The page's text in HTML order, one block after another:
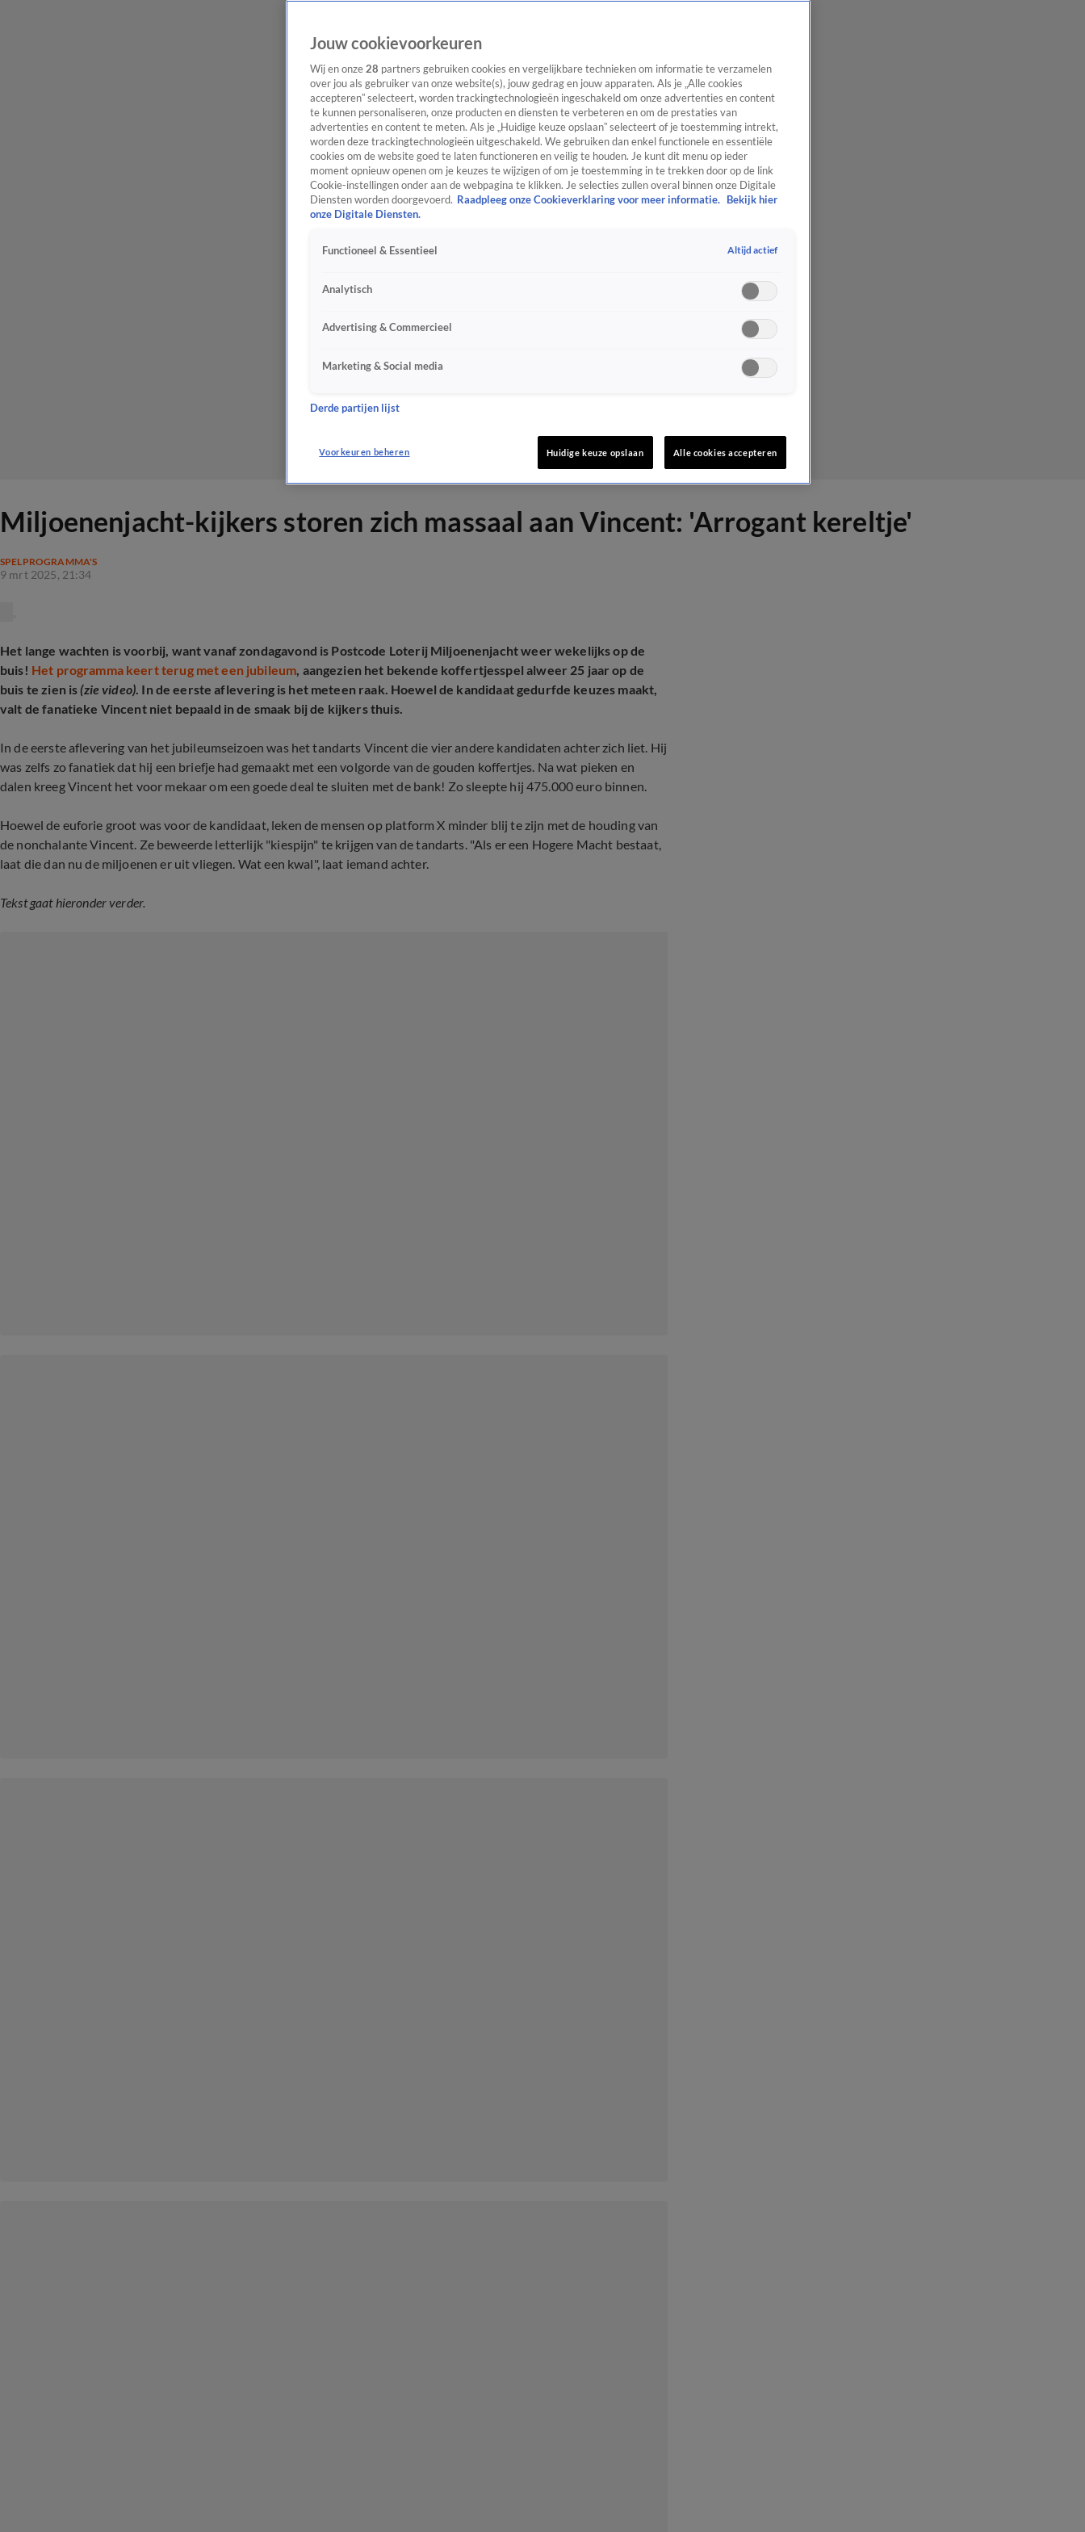
Miljoenenjacht-kijkers storen zich massaal aan Vincent: 'Arrogant kereltje'
SPELPROGRAMMA'S
9 mrt 2025, 21:34
Het lange wachten is voorbij, want vanaf zondagavond is Postcode Loterij Miljoenenjacht weer wekelijks op de
buis! Het programma keert terug met een jubileum, aangezien het bekende koffertjesspel alweer 25 jaar op de
buis te zien is(zie video). In de eerste aflevering is het meteen raak. Hoewel de kandidaat gedurfde keuzes maakt,
valt de fanatieke Vincent niet bepaald in de smaak bij de kijkers thuis.
In de eerste aflevering van het jubileumseizoen was het tandarts Vincent die vier andere kandidaten achter zich liet. Hij
was zelfs zo fanatiek dat hij een briefje had gemaakt met een volgorde van de gouden koffertjes. Na wat pieken en
dalen kreeg Vincent het voor mekaar om een goede deal te sluiten met de bank! Zo sleepte hij 475.000 euro binnen.
Hoewel de euforie groot was voor de kandidaat, leken de mensen op platform X minder blij te zijn met de houding van
de nonchalante Vincent. Ze beweerde letterlijk "kiespijn" te krijgen van de tandarts. "Als er een Hogere Macht bestaat,
laat die dan nu de miljoenen er uit vliegen. Wat een kwal", laat iemand achter.
Tekst gaat hieronder verder.
Jouw cookievoorkeuren
Wij en onze 28 partners gebruiken cookies en vergelijkbare technieken om informatie te verzamelen
over jou als gebruiker van onze website(s), jouw gedrag en jouw apparaten. Als je „Alle cookies
accepteren” selecteert, worden trackingtechnologieën ingeschakeld om onze advertenties en content
te kunnen personaliseren, onze producten en diensten te verbeteren en om de prestaties van
advertenties en content te meten. Als je „Huidige keuze opslaan” selecteert of je toestemming intrekt,
worden deze trackingtechnologieën uitgeschakeld. We gebruiken dan enkel functionele en essentiële
cookies om de website goed te laten functioneren en veilig te houden. Je kunt dit menu op ieder
moment opnieuw openen om je keuzes te wijzigen of om je toestemming in te trekken door op de link
Cookie-instellingen onder aan de webpagina te klikken. Je selecties zullen overal binnen onze Digitale
Diensten worden doorgevoerd. Raadpleeg onze Cookieverklaring voor meer informatie.
Bekijk hier
onze Digitale Diensten.
Functioneel & Essentieel Altijd actief
Analytisch
Advertising & Commercieel
Marketing & Social media
Derde partijen lijst
Voorkeuren beheren Huidige keuze opslaan Alle cookies accepteren